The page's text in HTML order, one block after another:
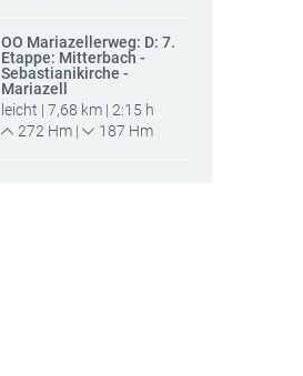
OÖ Mariazellerweg: D: 7.
Etappe: Mitterbach -
Sebastianikirche -
Mariazell
leicht | 7,68 km | 2:15 h
272 Hm |
187 Hm